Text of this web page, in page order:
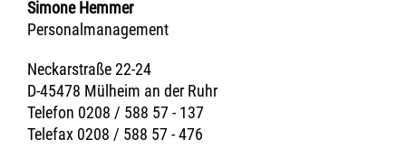
Simone Hemmer
Personalmanagement
Neckarstraße 22-24
D-45478 Mülheim an der Ruhr
Telefon 0208 / 588 57 - 137
Telefax 0208 / 588 57 - 476